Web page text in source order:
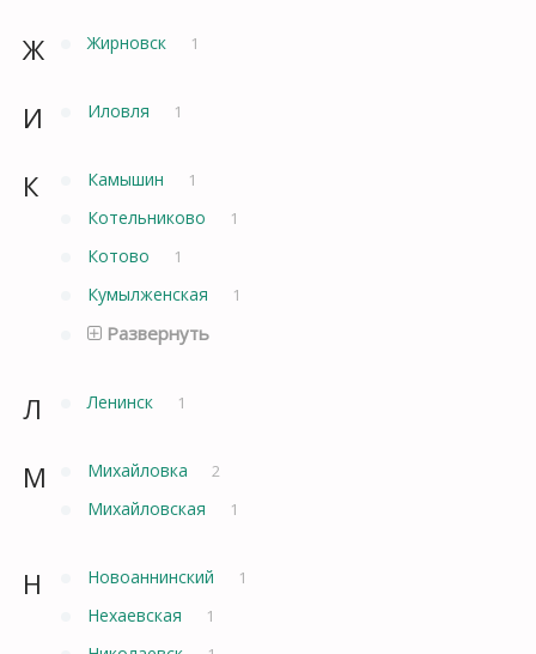
Ж Жирновск 1
И Иловля 1
К Камышин 1
Котельниково 1
Котово 1
Кумылженская 1
Развернуть
Л Ленинск 1
М Михайловка 2
Михайловская 1
Н Новоаннинский 1
Нехаевская 1